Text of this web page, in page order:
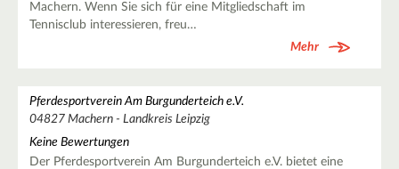
Machern. Wenn Sie sich für eine Mitgliedschaft im
Tennisclub interessieren, freu…
Mehr
Pferdesportverein Am Burgunderteich e.V.
04827 Machern - Landkreis Leipzig
Keine Bewertungen
Der Pferdesportverein Am Burgunderteich e.V. bietet eine